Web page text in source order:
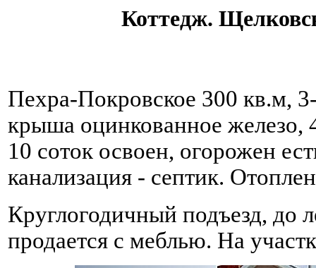
Коттедж.
Пехра-Покровское 300 кв.м,
крыша оцинкованное железо,
10 соток освоен, огорожен
канализация - септик.
Круглогодичный подъезд, до
продается с меблью. На